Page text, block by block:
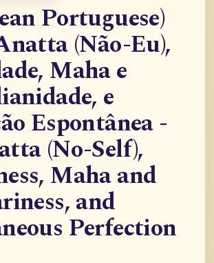
Portuguese)
(Não-Eu),
Maha e
e
Espontânea -
(No-Self),
Maha and
and
Perfection